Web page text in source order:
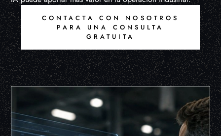
CONTACTA CON NOSOTROS
PARA UNA CONSULTA
GRATUITA